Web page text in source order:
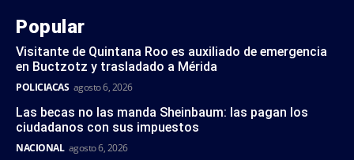
Popular
Visitante de Quintana Roo es auxiliado de emergencia
en Buctzotz y trasladado a Mérida
POLICIACAS agosto 6, 2026
Las becas no las manda Sheinbaum: las pagan los
ciudadanos con sus impuestos
NACIONAL agosto 6, 2026